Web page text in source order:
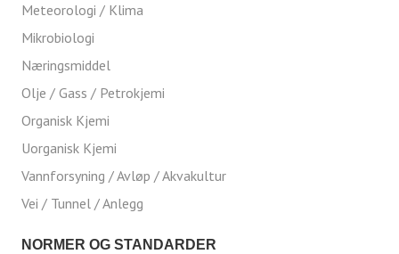
Meteorologi / Klima
Mikrobiologi
Næringsmiddel
Olje / Gass / Petrokjemi
Organisk Kjemi
Uorganisk Kjemi
Vannforsyning / Avløp / Akvakultur
Vei / Tunnel / Anlegg
NORMER OG STANDARDER